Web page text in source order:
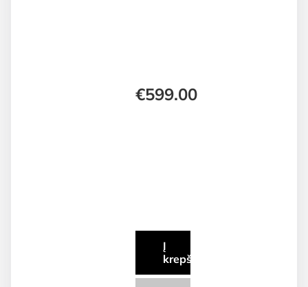
€599.00
Į
krepšelį